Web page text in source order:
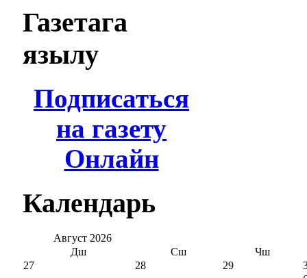
Газетага
язылу
Подписаться
на газету
Онлайн
Календарь
Август 2026
Дш
Сш
Чш
27
28 29